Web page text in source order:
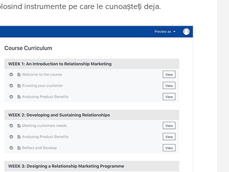
instrumente pe care le cunoașteți deja.